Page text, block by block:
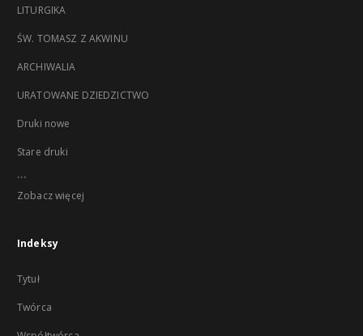
LITURGIKA
ŚW. TOMASZ Z AKWINU
ARCHIWALIA
URATOWANE DZIEDZICTWO
Druki nowe
Stare druki
...
Zobacz więcej
Indeksy
Tytuł
Twórca